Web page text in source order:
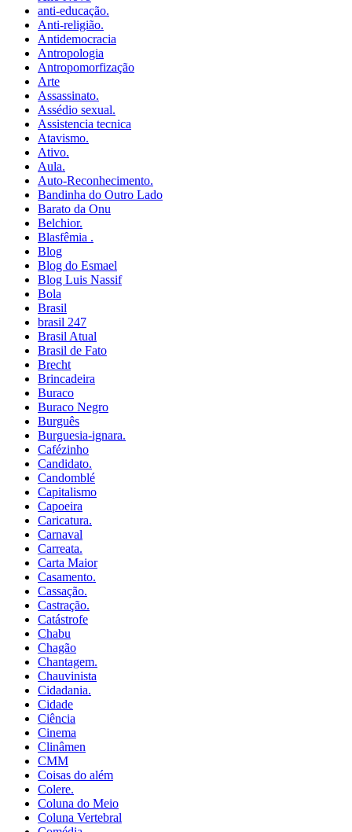
anti-educação.
Anti-religião.
Antidemocracia
Antropologia
Antropomorfização
Arte
Assassinato.
Assédio sexual.
Assistencia tecnica
Atavismo.
Ativo.
Aula.
Auto-Reconhecimento.
Bandinha do Outro Lado
Barato da Onu
Belchior.
Blasfêmia .
Blog
Blog do Esmael
Blog Luis Nassif
Bola
Brasil
brasil 247
Brasil Atual
Brasil de Fato
Brecht
Brincadeira
Buraco
Buraco Negro
Burguês
Burguesia-ignara.
Cafézinho
Candidato.
Candomblé
Capitalismo
Capoeira
Caricatura.
Carnaval
Carreata.
Carta Maior
Casamento.
Cassação.
Castração.
Catástrofe
Chabu
Chagão
Chantagem.
Chauvinista
Cidadania.
Cidade
Ciência
Cinema
Clinâmen
CMM
Coisas do além
Colere.
Coluna do Meio
Coluna Vertebral